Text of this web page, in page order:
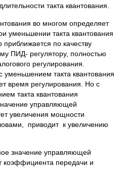
такта квантования.
во многом определяет
уменьшении такта квантования
по качеству
ПИД- регулятору, полностью
регулирования.
уменьшением такта квантования
время регулирования. Но с
такта квантования
управляющей
увеличения мощности
приводит к увеличению
значение управляющей
коэффициента передачи и